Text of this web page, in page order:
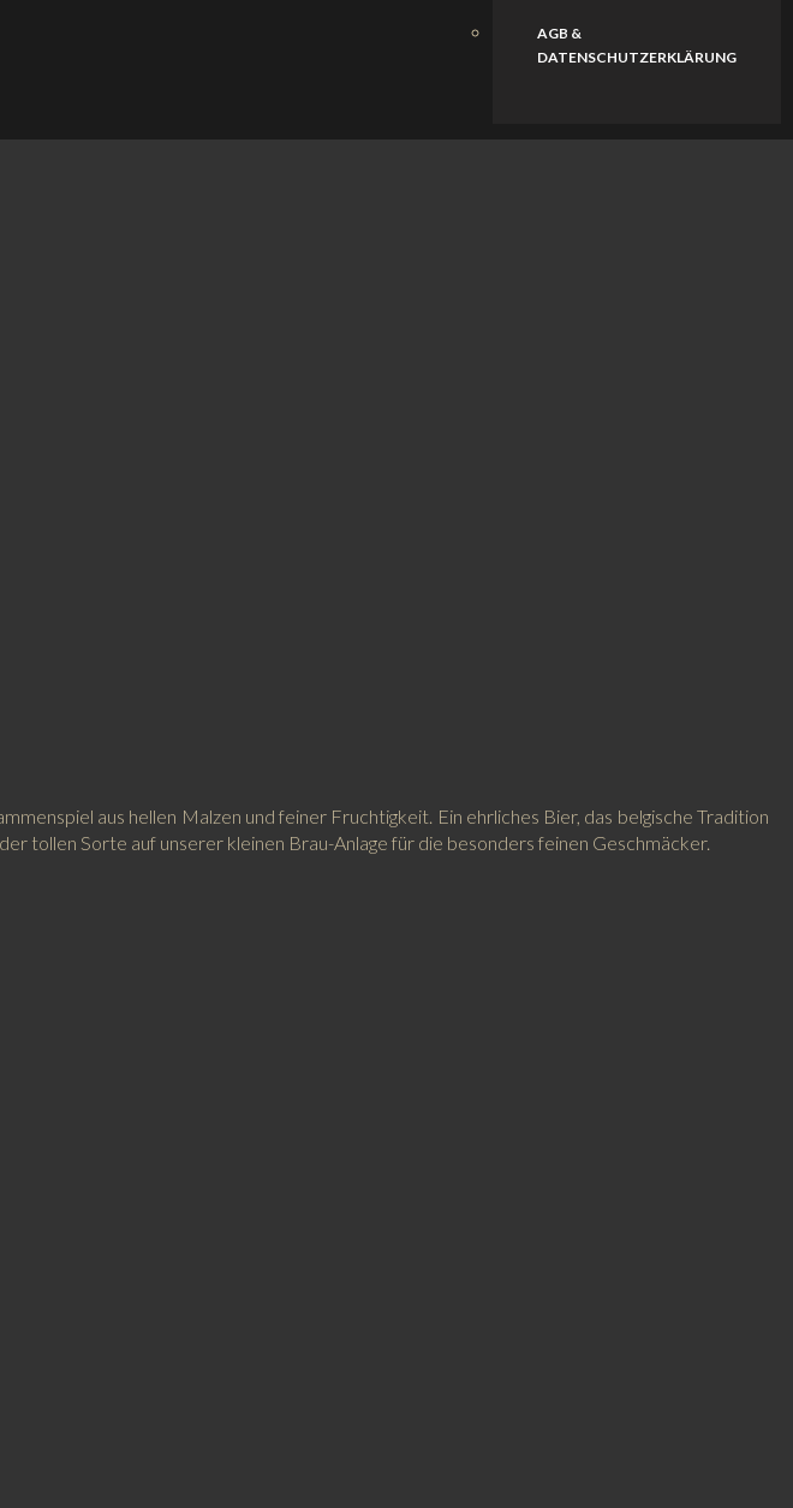
AGB &
DATENSCHUTZERKLÄRUNG
aus hellen Malzen und feiner Fruchtigkeit. Ein ehrliches Bier, das belgische Tradition
tollen Sorte auf unserer kleinen Brau-Anlage für die besonders feinen Geschmäcker.